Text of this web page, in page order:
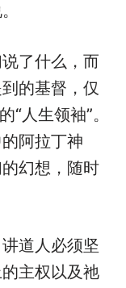
了什么，而
的基督，仅
“人生领袖”。
阿拉丁神
幻想，随时
道人必须坚
主权以及祂